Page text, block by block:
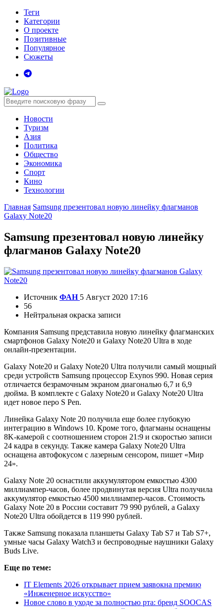
Теги
Категории
О проекте
Позитивные
Популярное
Сюжеты
Новости
Туризм
Азия
Политика
Общество
Экономика
Спорт
Кино
Технологии
Главная Samsung презентовал новую линейку флагманов
Galaxy Note20
Samsung презентовал новую линейку
флагманов Galaxy Note20
Источник ФАН 5 Август 2020 17:16
56
Нейтральная окраска записи
Компания Samsung представила новую линейку флагманских
смартфонов Galaxy Note20 и Galaxy Note20 Ultra в ходе
онлайн-презентации.
Galaxy Note20 и Galaxy Note20 Ultra получили самый мощный
среди устройств Samsung процессор Exynos 990. Новая серия
отличается безрамочным экраном диагональю 6,7 и 6,9
дюйма. В комплекте с Galaxy Note20 и Galaxy Note20 Ultra
идет новое перо S Pen.
Линейка Galaxy Note 20 получила еще более глубокую
интеграцию в Windows 10. Кроме того, флагманы оснащены
8K-камерой с соотношением сторон 21:9 и скоростью записи
24 кадра в секунду. Также камера Galaxy Note20 Ultra
оснащена автофокусом с лазерным сенсором, пишет «Мир
24».
Galaxy Note 20 оснастили аккумулятором емкостью 4300
миллиампер-часов, более продвинутая версия Ultra получила
аккумулятор емкостью 4500 миллиампер-часов. Стоимость
Galaxy Note 20 в России составит 79 990 рублей, а Galaxy
Note20 Ultra обойдется в 119 990 рублей.
Также Samsung показала планшеты Galaxy Tab S7 и Tab S7+,
умные часы Galaxy Watch3 и беспроводные наушники Galaxy
Buds Live.
Еще по теме:
IT Elements 2026 открывает прием заявокна премию
«Инженерное искусство»
Новое слово в уходе за полностью рта: бренд SOOCAS